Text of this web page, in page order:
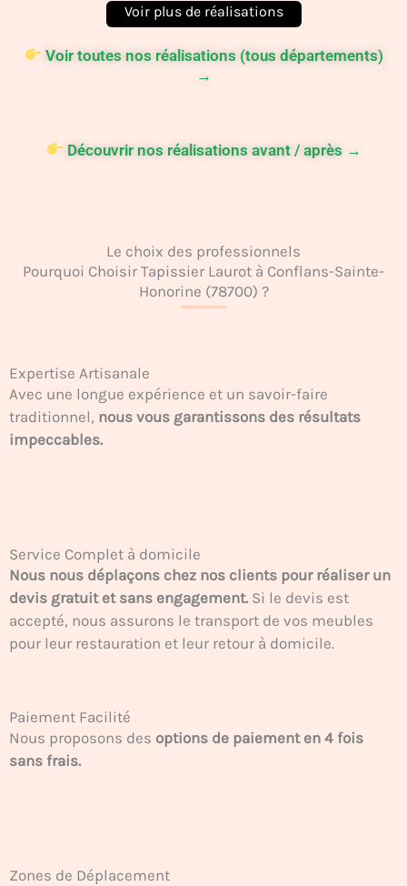
Voir toutes nos réalisations (tous départements)
→
Découvrir nos réalisations avant / après →
Le choix des professionnels
Pourquoi Choisir Tapissier Laurot à Conflans-Sainte-
Honorine (78700) ?
Expertise Artisanale
Avec une longue expérience et un savoir-faire
traditionnel, nous vous garantissons des résultats
impeccables.
Service Complet à domicile
Nous nous déplaçons chez nos clients pour réaliser un
devis gratuit et sans engagement. Si le devis est
accepté, nous assurons le transport de vos meubles
pour leur restauration et leur retour à domicile.
Paiement Facilité
Nous proposons des options de paiement en 4 fois
sans frais.
Zones de Déplacement